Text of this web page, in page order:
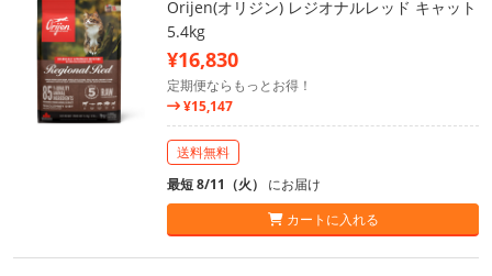
Orijen(オリジン) レジオナルレッド キャット
5.4kg
¥16,830
定期便ならもっとお得！
¥15,147
送料無料
最短 8/11（火） にお届け
カートに入れる